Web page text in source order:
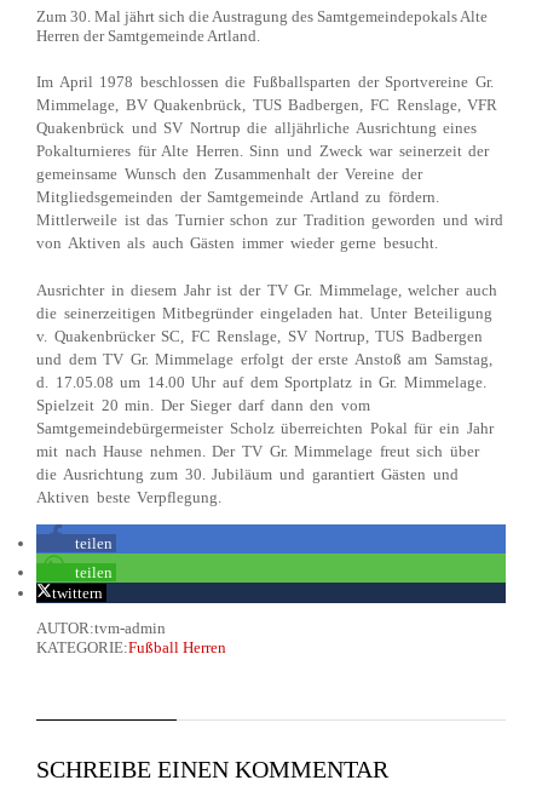
Zum 30. Mal jährt sich die Austragung des Samtgemeindepokals Alte
Herren der Samtgemeinde Artland.
Im April 1978 beschlossen die Fußballsparten der Sportvereine Gr.
Mimmelage, BV Quakenbrück, TUS Badbergen, FC Renslage, VFR
Quakenbrück und SV Nortrup die alljährliche Ausrichtung eines
Pokalturnieres für Alte Herren. Sinn und Zweck war seinerzeit der
gemeinsame Wunsch den Zusammenhalt der Vereine der
Mitgliedsgemeinden der Samtgemeinde Artland zu fördern.
Mittlerweile ist das Turnier schon zur Tradition geworden und wird
von Aktiven als auch Gästen immer wieder gerne besucht.
Ausrichter in diesem Jahr ist der TV Gr. Mimmelage, welcher auch
die seinerzeitigen Mitbegründer eingeladen hat. Unter Beteiligung
v. Quakenbrücker SC, FC Renslage, SV Nortrup, TUS Badbergen
und dem TV Gr. Mimmelage erfolgt der erste Anstoß am Samstag,
d. 17.05.08 um 14.00 Uhr auf dem Sportplatz in Gr. Mimmelage.
Spielzeit 20 min. Der Sieger darf dann den vom
Samtgemeindebürgermeister Scholz überreichten Pokal für ein Jahr
mit nach Hause nehmen. Der TV Gr. Mimmelage freut sich über
die Ausrichtung zum 30. Jubiläum und garantiert Gästen und
Aktiven beste Verpflegung.
teilen
teilen
twittern
AUTOR:tvm-admin
KATEGORIE:Fußball Herren
SCHREIBE EINEN KOMMENTAR